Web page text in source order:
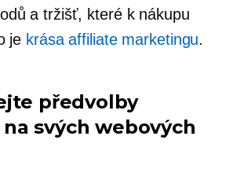
a tržišť, které k nákupu
je krása affiliate marketingu.
předvolby
svých webových